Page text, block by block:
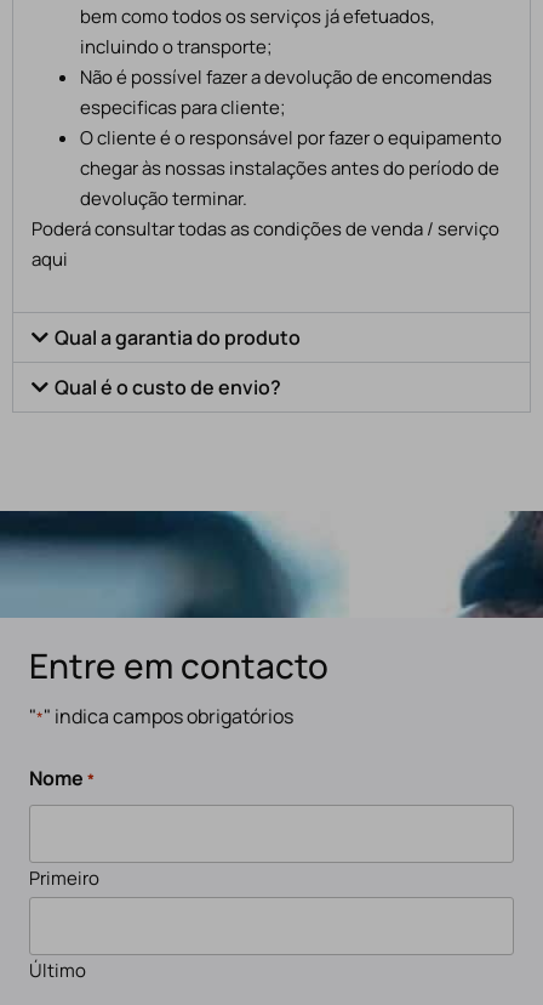
bem como todos os serviços já efetuados,
incluindo o transporte;
Não é possível fazer a devolução de encomendas
especificas para cliente;
O cliente é o responsável por fazer o equipamento
chegar às nossas instalações antes do período de
devolução terminar.
Poderá consultar todas as condições de venda / serviço
aqui
Qual a garantia do produto
Qual é o custo de envio?
Entre em contacto
"*" indica campos obrigatórios
Nome *
Primeiro
Último